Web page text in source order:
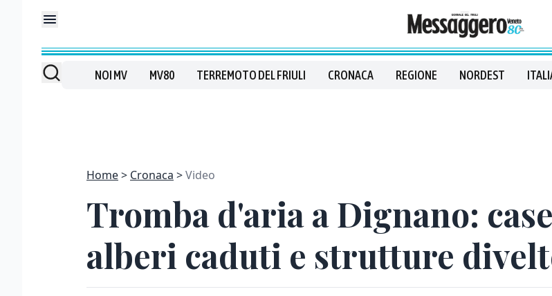
NOI MV MV80 TERREMOTO DEL FRIULI CRONACA REGIONE NORDEST
Home Cronaca Video
Tromba d'aria a Dignano:
alberi caduti e strutture